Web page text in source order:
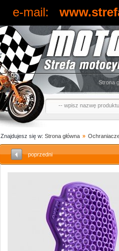
e-mail:
Strona
Znajdujesz się w: Strona główna »
poprzedni